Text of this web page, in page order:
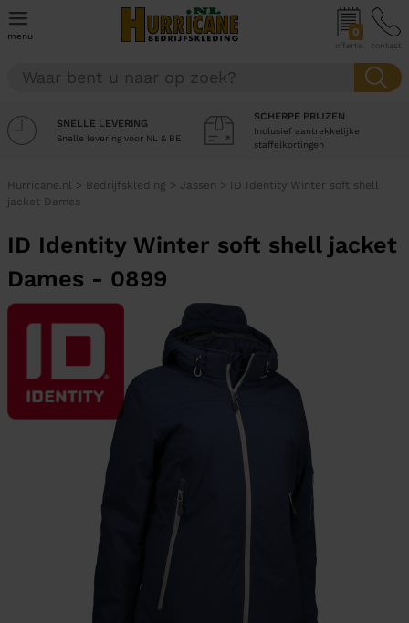
menu 0
offerte contact
SNELLE LEVERING
Snelle levering voor NL & BE
SCHERPE PRIJZEN
Inclusief aantrekkelijke
staffelkortingen
Hurricane.nl > Bedrijfskleding > Jassen >
ID Identity Winter soft shell
jacket Dames
ID Identity Winter soft shell jacket
Dames - 0899